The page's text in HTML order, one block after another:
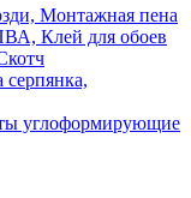
Монтажная пена
Клей для обоев
серпянка,
углоформирующие